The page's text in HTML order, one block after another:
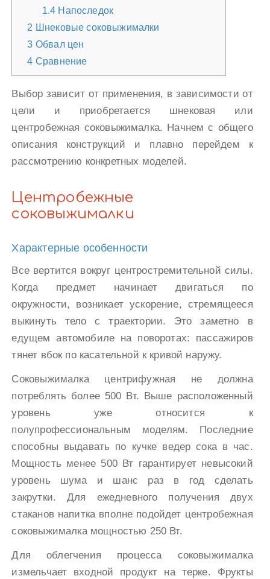
1.4 Напоследок
2 Шнековые соковыжималки
3 Обвал цен
4 Сравнение
Выбор зависит от применения, в зависимости от
цели и приобретается шнековая или
центробежная соковыжималка. Начнем с общего
описания конструкций и плавно перейдем к
рассмотрению конкретных моделей.
Центробежные
соковыжималки
Характерные особенности
Все вертится вокруг центростремительной силы.
Когда предмет начинает двигаться по
окружности, возникает ускорение, стремящееся
выкинуть тело с траектории. Это заметно в
едущем автомобиле на поворотах: пассажиров
тянет вбок по касательной к кривой наружу.
Соковыжималка центрифужная не должна
потреблять более 500 Вт. Выше расположенный
уровень уже относится к
полупрофессиональным моделям. Последние
способны выдавать по кучке ведер сока в час.
Мощность менее 500 Вт гарантирует невысокий
уровень шума и шанс раз в год сделать
закрутки. Для ежедневного получения двух
стаканов напитка вполне подойдет центробежная
соковыжималка мощностью 250 Вт.
Для облегчения процесса соковыжималка
измельчает входной продукт на терке. Фрукты